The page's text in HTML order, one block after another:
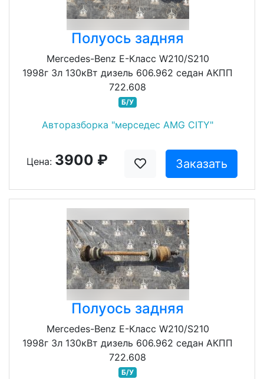
Полуось задняя
Mercedes-Benz E-Класс W210/S210
1998г 3л 130кВт дизель 606.962 седан АКПП
722.608
Б/У
Авторазборка "мерседес AMG CITY"
Цена: 3900 ₽ Заказать
Полуось задняя
Mercedes-Benz E-Класс W210/S210
1998г 3л 130кВт дизель 606.962 седан АКПП
722.608
Б/У